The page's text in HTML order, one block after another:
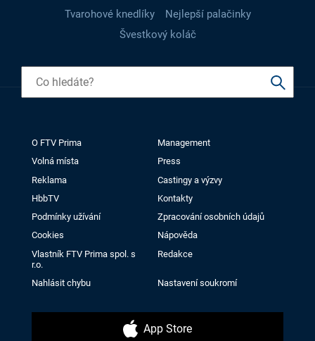
Tvarohové knedlíky
Nejlepší palačinky
Švestkový koláč
O FTV Prima
Management
Volná místa
Press
Reklama
Castingy a výzvy
HbbTV
Kontakty
Podmínky užívání
Zpracování osobních údajů
Cookies
Nápověda
Vlastník FTV Prima spol. s
r.o.
Redakce
Nahlásit chybu Nastavení soukromí
App Store